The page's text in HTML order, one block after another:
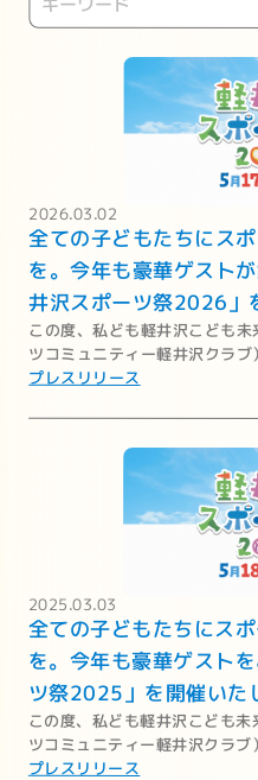
2026.03.02
全ての子どもたちにス
を。今年も豪華ゲスト
井沢スポーツ祭2026」
この度、私ども軽井沢こども
ツコミュニティー軽井沢クラ
財団法人子どもスポーツ文化
を開催いたします。
プレスリリース
2025.03.03
全ての子どもたちにス
を。今年も豪華ゲスト
ツ祭2025」を開催いた
この度、私ども軽井沢こども
ツコミュニティー軽井沢クラ
間、豪華ゲストをお招きし「
プレスリリース